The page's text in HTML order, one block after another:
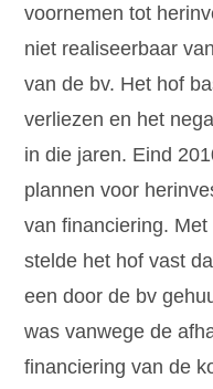
voornemen tot
niet realiseerbaar
van de bv. Het hof
verliezen en het
in die jaren. Eind
plannen voor
van financiering.
stelde het hof vast
een door de bv
was vanwege de
financiering van de